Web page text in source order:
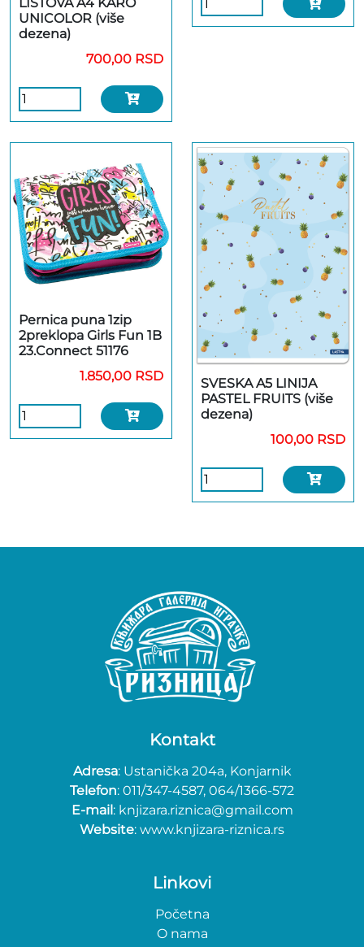
UNICOLOR (više
dezena)
700,00 RSD
Pernica puna 1zip
2preklopa Girls Fun 1B
23.Connect 51176
1.850,00 RSD
SVESKA A5 LINIJA
PASTEL FRUITS (više
dezena)
100,00 RSD
Kontakt
Adresa: Ustanička 204a, Konjarnik
Telefon: 011/347-4587, 064/1366-572
E-mail: knjizara.riznica@gmail.com
Website: www.knjizara-riznica.rs
Linkovi
Početna
O nama